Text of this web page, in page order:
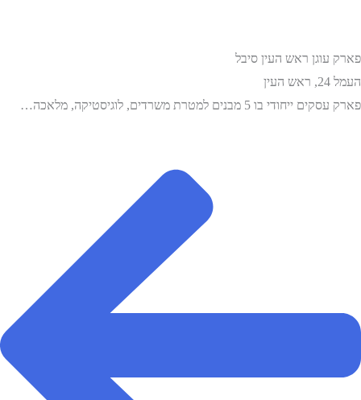
פארק עוגן ראש העין סיבל
העמל 24, ראש העין
פארק עסקים ייחודי בו 5 מבנים למטרת משרדים, לוגיסטיקה, מלאכה…